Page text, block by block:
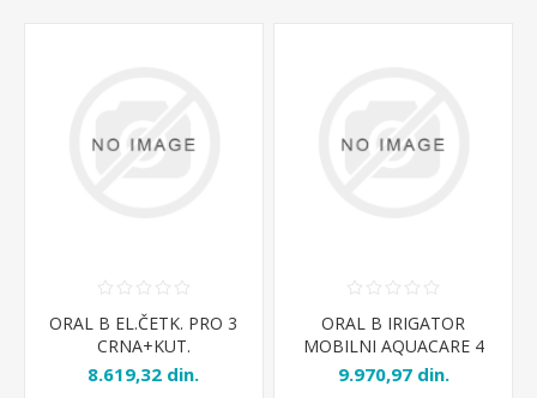
ORAL B EL.ČETK. PRO 3
CRNA+KUT.
8.619,32 din.
ORAL B IRIGATOR
MOBILNI AQUACARE 4
9.970,97 din.